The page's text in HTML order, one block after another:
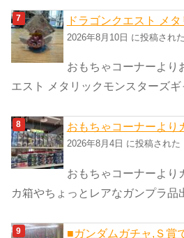
ドラゴンクエスト メ
2026年8月10日 に投稿された
おもちゃコーナーより
エスト メタリックモンスターズギ
おもちゃコーナーより
2026年8月4日 に投稿された
おもちゃコーナーより
カ箱やちょっとレアなガンプラ品
■ガンダムガチャ,Ｓ賞